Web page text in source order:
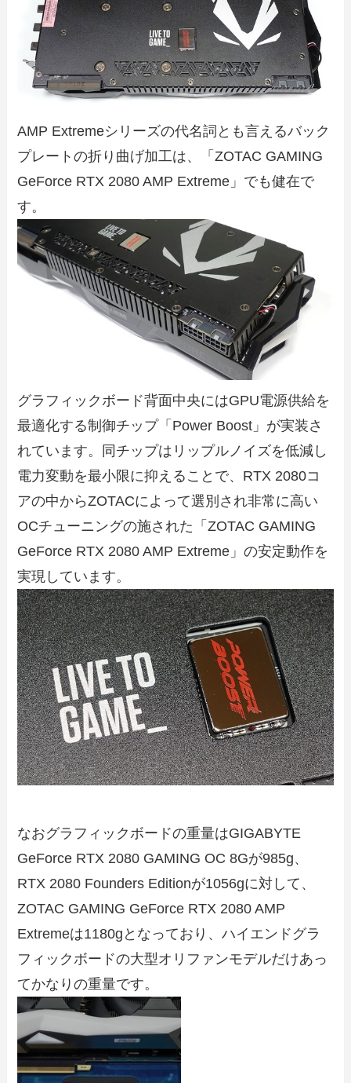
AMP Extremeシリーズの代名詞とも言えるバック
プレートの折り曲げ加工は、「ZOTAC GAMING
GeForce RTX 2080 AMP Extreme」でも健在で
す。
グラフィックボード背面中央にはGPU電源供給を
最適化する制御チップ「Power Boost」が実装さ
れています。同チップはリップルノイズを低減し
電力変動を最小限に抑えることで、RTX 2080コ
アの中からZOTACによって選別され非常に高い
OCチューニングの施された「ZOTAC GAMING
GeForce RTX 2080 AMP Extreme」の安定動作を
実現しています。
なおグラフィックボードの重量はGIGABYTE
GeForce RTX 2080 GAMING OC 8Gが985g、
RTX 2080 Founders Editionが1056gに対して、
ZOTAC GAMING GeForce RTX 2080 AMP
Extremeは1180gとなっており、ハイエンドグラ
フィックボードの大型オリファンモデルだけあっ
てかなりの重量です。